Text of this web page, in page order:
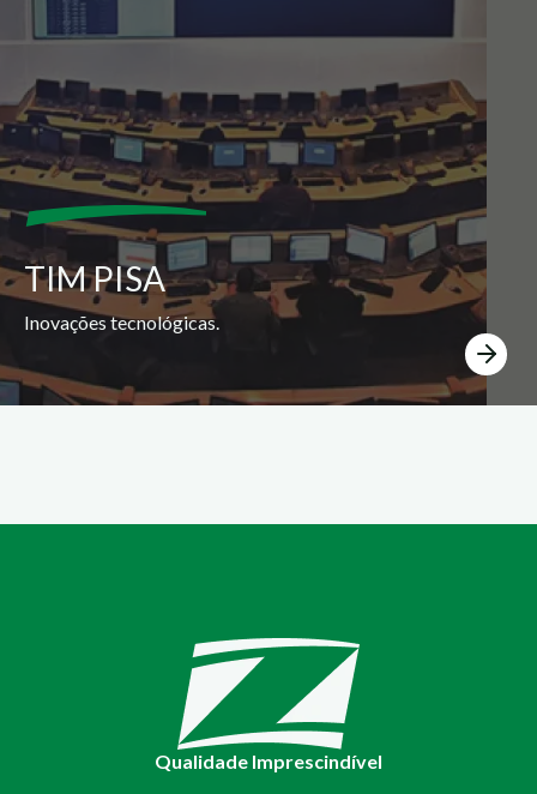
TIM PISA
Inovações tecnológicas.
Qualidade Imprescindível